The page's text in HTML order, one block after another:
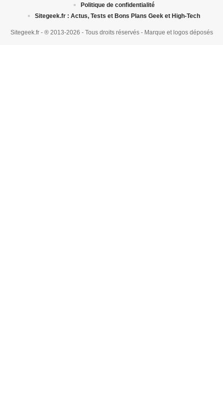
Sitegeek.fr - ® 2013-2026 - Tous droits réservés - Marque et logos déposés
Politique de confidentialité
Sitegeek.fr : Actus, Tests et Bons Plans Geek et High-Tech